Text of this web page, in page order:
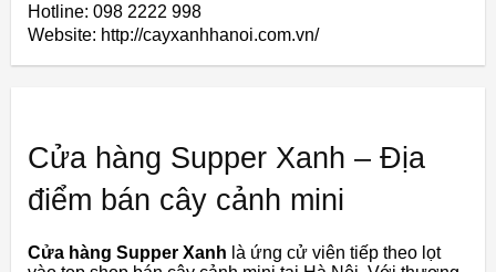
Hotline: 098 2222 998
Website: http://cayxanhhanoi.com.vn/
Cửa hàng Supper Xanh – Địa
điểm bán cây cảnh mini
Cửa hàng Supper Xanh là ứng cử viên tiếp theo lọt